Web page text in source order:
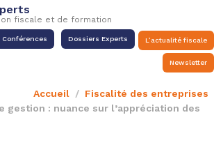
fiscale et de formation
Conférences Dossiers Experts L’actualité fiscale
Newsletter
Accueil
Fiscalité des entreprises
gestion : nuance sur l’appréciation des